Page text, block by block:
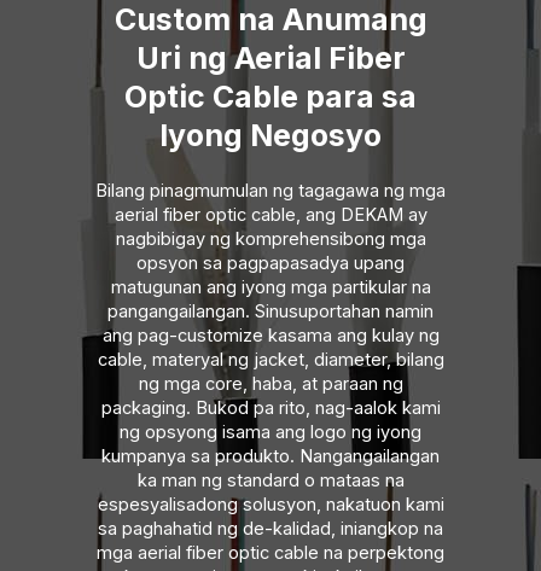
Custom na Anumang
Uri ng Aerial Fiber
Optic Cable para sa
Iyong Negosyo
Bilang pinagmumulan ng tagagawa ng mga
aerial fiber optic cable, ang DEKAM ay
nagbibigay ng komprehensibong mga
opsyon sa pagpapasadya upang
matugunan ang iyong mga partikular na
pangangailangan. Sinusuportahan namin
ang pag-customize kasama ang kulay ng
cable, materyal ng jacket, diameter, bilang
ng mga core, haba, at paraan ng
packaging. Bukod pa rito, nag-aalok kami
ng opsyong isama ang logo ng iyong
kumpanya sa produkto. Nangangailangan
ka man ng standard o mataas na
espesyalisadong solusyon, nakatuon kami
sa paghahatid ng de-kalidad, iniangkop na
mga aerial fiber optic cable na perpektong